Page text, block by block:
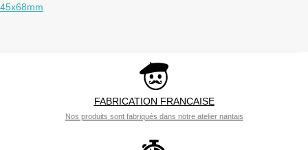
45x68mm
FABRICATION FRANCAISE
Nos produits sont fabriqués dans notre atelier nantais